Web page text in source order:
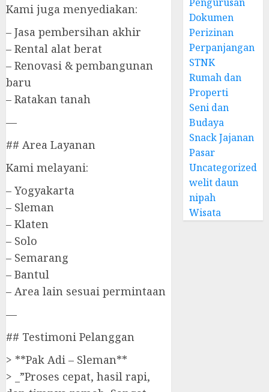
Kami juga menyediakan:
– Jasa pembersihan akhir
– Rental alat berat
– Renovasi & pembangunan
baru
– Ratakan tanah
—
## Area Layanan
Kami melayani:
– Yogyakarta
– Sleman
– Klaten
– Solo
– Semarang
– Bantul
– Area lain sesuai permintaan
—
## Testimoni Pelanggan
> **Pak Adi – Sleman**
> _”Proses cepat, hasil rapi,
Dokumen
Perizinan
Perpanjangan
STNK
Rumah dan
Properti
Seni dan
Budaya
Snack Jajanan
Pasar
Uncategorized
welit daun
nipah
Wisata